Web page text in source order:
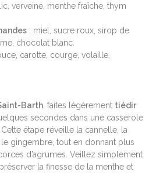
verveine, menthe fraîche, thym
: miel, sucre roux, sirop de
chocolat blanc.
carotte, courge, volaille,
Barth , faites légèrement tiédir
secondes dans une casserole
étape réveille la cannelle, la
le gingembre, tout en donnant plus
d’agrumes. Veillez simplement
la finesse de la menthe et